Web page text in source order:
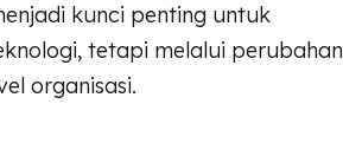
kunci penting untuk
tetapi melalui perubahan
organisasi.